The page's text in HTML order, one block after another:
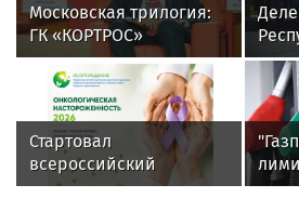
Московская трилогия:
ГК «КОРТРОС»
рассказала о диалоге с
городом через
искусство, природу и
технологии
Стартовал
всероссийский
социальный проект